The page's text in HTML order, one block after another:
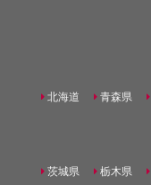
北海道 青森県
茨城県 栃木県